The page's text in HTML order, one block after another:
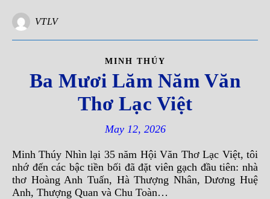
VTLV
MINH THÚY
Ba Mươi Lăm Năm Văn
Thơ Lạc Việt
May 12, 2026
Minh Thúy Nhìn lại 35 năm Hội Văn Thơ Lạc Việt, tôi
nhớ đến các bậc tiền bối đã đặt viên gạch đầu tiên: nhà
thơ Hoàng Anh Tuấn, Hà Thượng Nhân, Dương Huệ
Anh, Thượng Quan và Chu Toàn…